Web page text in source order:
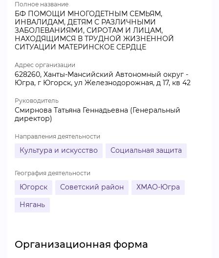
Полное название
БФ ПОМОЩИ МНОГОДЕТНЫМ СЕМЬЯМ,
ИНВАЛИДАМ, ДЕТЯМ С РАЗЛИЧНЫМИ
ЗАБОЛЕВАНИЯМИ, СИРОТАМ И ЛИЦАМ,
НАХОДЯЩИМСЯ В ТРУДНОЙ ЖИЗНЕННОЙ
СИТУАЦИИ МАТЕРИНСКОЕ СЕРДЦЕ
Адрес организации
628260, Ханты-Мансийский Автономный округ -
Югра, г Югорск, ул Железнодорожная, д 17, кв 42
Руководитель
Смирнова Татьяна Геннадьевна (Генеральный
директор)
Направления деятельности
Культура и искусство Социальная защита
География деятельности
Югорск Советский район
ХМАО-Югра
Нягань
Организационная форма